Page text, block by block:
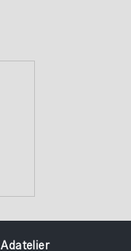
Adatelier